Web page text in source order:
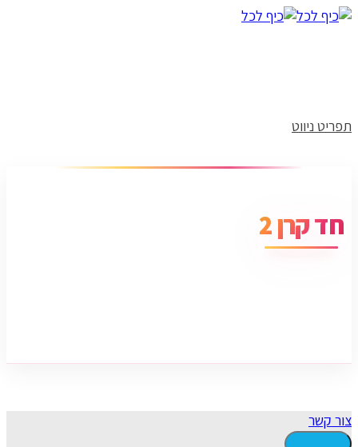
תפריט ניווט
חד קרן 2
צור קשר